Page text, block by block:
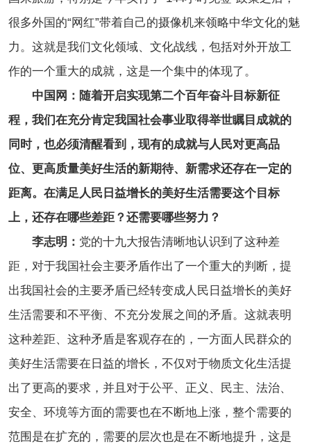
很多外国的“网红”带着自己的摄像机来领略中华文化的魅
力。这就是我们文化领域、文化战线，包括对外开放工
作的一个重大的成就，这是一个集中的体现了。
中国网：随着开启实现第二个百年奋斗目标新征
程，我们在充分肯定我国社会事业取得举世瞩目成就的
同时，也必须清醒看到，现有的成就与人民对更高品
位、更高质量美好生活的新期待、新需求还存在一定的
距离。在满足人民日益增长的美好生活需要这个目标
上，还存在哪些差距？还需要哪些努力？
李志明： 党的十九大报告清晰地认识到了这种差
距，对于我国社会主要矛盾作出了一个重大的判断，提
出我国社会的主要矛盾已经转变成人民日益增长的美好
生活需要和不平衡、不充分发展之间的矛盾。这就表明
这种差距、这种矛盾是客观存在的，一方面人民群众的
美好生活需要在日益的增长，不仅对于物质文化生活提
出了更高的要求，并且对于公平、正义、民主、法治、
安全、环境等方面的需要也在不断地上涨，整个需要的
范围是在扩充的，需要的层次也是在不断地提升，这是